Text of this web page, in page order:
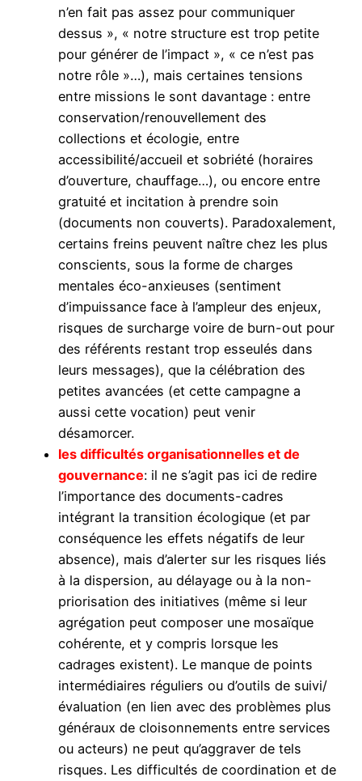
n’en fait pas assez pour communiquer
dessus », « notre structure est trop petite
pour générer de l’impact », « ce n’est pas
notre rôle »…), mais certaines tensions
entre missions le sont davantage : entre
conservation/renouvellement des
collections et écologie, entre
accessibilité/accueil et sobriété (horaires
d’ouverture, chauffage…), ou encore entre
gratuité et incitation à prendre soin
(documents non couverts). Paradoxalement,
certains freins peuvent naître chez les plus
conscients, sous la forme de charges
mentales éco-anxieuses (sentiment
d’impuissance face à l’ampleur des enjeux,
risques de surcharge voire de burn-out pour
des référents restant trop esseulés dans
leurs messages), que la célébration des
petites avancées (et cette campagne a
aussi cette vocation) peut venir
désamorcer.
les difficultés organisationnelles et de
gouvernance: il ne s’agit pas ici de redire
l’importance des documents-cadres
intégrant la transition écologique (et par
conséquence les effets négatifs de leur
absence), mais d’alerter sur les risques liés
à la dispersion, au délayage ou à la non-
priorisation des initiatives (même si leur
agrégation peut composer une mosaïque
cohérente, et y compris lorsque les
cadrages existent). Le manque de points
intermédiaires réguliers ou d’outils de suivi/
évaluation (en lien avec des problèmes plus
généraux de cloisonnements entre services
ou acteurs) ne peut qu’aggraver de tels
risques. Les difficultés de coordination et de